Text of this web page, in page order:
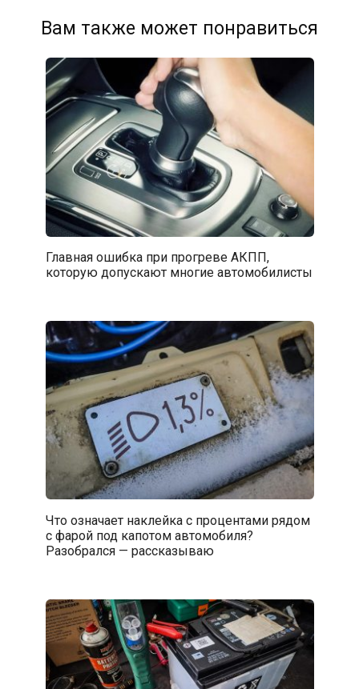
Вам также может понравиться
Главная ошибка при прогреве АКПП,
которую допускают многие автомобилисты
Что означает наклейка с процентами рядом
с фарой под капотом автомобиля?
Разобрался — рассказываю